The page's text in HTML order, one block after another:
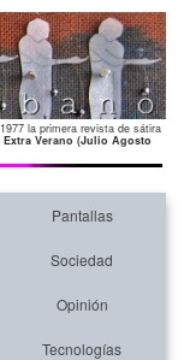
la primera revista de sátira
Extra Verano (Julio Agosto
Pantallas
Sociedad
Opinión
Tecnologías